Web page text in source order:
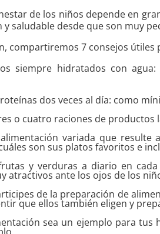
de los niños depende en
y saludable desde que son muy
compartiremos 7 consejos
siempre hidratados con
dos veces al día: como
o cuatro raciones de productos
variada que
son sus platos favoritos e
y verduras a diario en
atractivos ante los ojos de los
de la preparación de
que ellos también eligen y
sea un ejemplo para